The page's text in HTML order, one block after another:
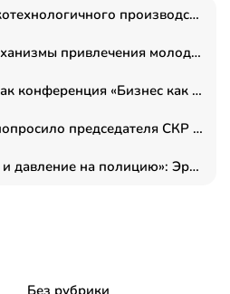
От логистики до высокотехнологичного производства: как основатель “гагаринга” выстраивает экосистему безопасности и гражданских БПЛА
Эксперты обсудили механизмы привлечения молодых специалистов в промышленные города
Переговоры в рамке: как конференция «Бизнес как искусство» переформатирует деловой этикет в стенах ТПП РФ
Руководство «СВОИ» попросило председателя СКР дать правовую оценку обысков в тыловом штабе
«Незаконные приказы и давление на полицию»: Эрнеста Султанова задержали у посольства Израиля во время одиночного пикета
Без рубрики